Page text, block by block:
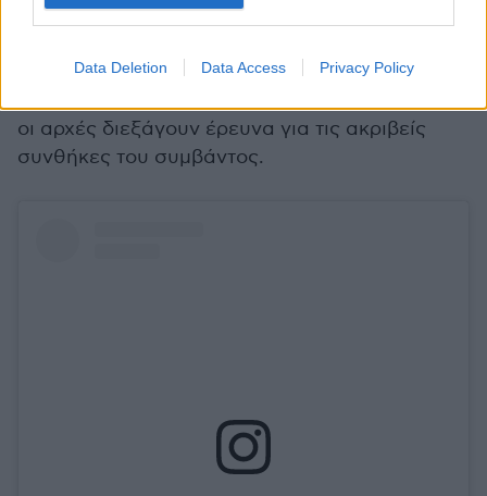
Data Deletion Data Access Privacy Policy
Έλληνα παίκτη του Survivor, προκαλώντας του
στην περιοχή όπου πραγματοποιούνται
οι αρχές διεξάγουν έρευνα για τις ακριβείς
συνθήκες του συμβάντος.